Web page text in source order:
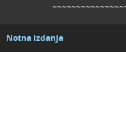
Notna izdanja